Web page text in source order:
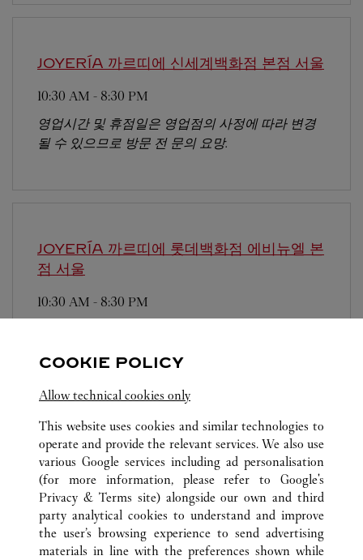
JOYERÍA 까르띠에 신세계백화점 본점 서울
10:30 AM - 8:30 PM
영업시간 및 휴점일은 영업점의 사정에 따라 변경
될 수 있으므로 방문 전 문의 요망.
JOYERÍA 까르띠에 롯데백화점 에비뉴엘 본
점 서울
10:30 AM - 8:30 PM
TODAS LAS UBICACIONES DE CARTIER
COREA DEL SUR
인천
중구 공항로 272 제1여객터미널
ATENCIÓN AL CLIENTE
COOKIE POLICY
Allow technical cookies only
This website uses cookies and similar technologies to
operate and provide the relevant services. We also use
various Google services including ad personalisation
(for more information, please refer to Google's
Privacy & Terms site) alongside our own and third
party analytical cookies to understand and improve
the user’s browsing experience to send advertising
materials in line with the preferences shown while